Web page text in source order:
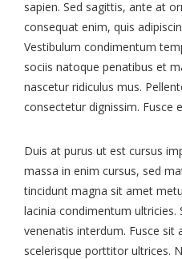
sapien. Sed sagittis, ante at
consequat enim, quis
Vestibulum condimentum
sociis natoque penatibus et
nascetur ridiculus mus.
consectetur dignissim. Fusce
Duis at purus ut est cursus
massa in enim cursus, sed
tincidunt magna sit amet
lacinia condimentum ultricies.
venenatis interdum. Fusce sit
scelerisque porttitor ultrices.